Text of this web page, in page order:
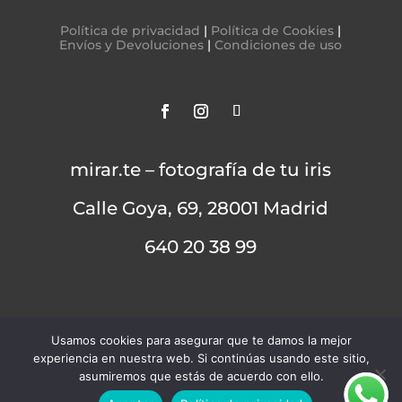
Política de privacidad | Política de Cookies |
Envíos y Devoluciones |Condiciones de uso
mirar.te – fotografía de tu iris
Calle Goya, 69, 28001 Madrid
640 20 38 99
Usamos cookies para asegurar que te damos la mejor
experiencia en nuestra web. Si continúas usando este sitio,
asumiremos que estás de acuerdo con ello.